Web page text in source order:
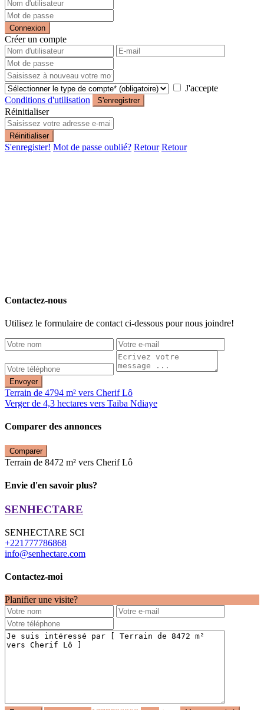
Connexion
Créer un compte
J'accepte
Conditions d'utilisation
S'enregistrer
Réinitialiser
Réinitialiser
S'enregister! Mot de passe oublié? Retour Retour
Contactez-nous
Utilisez le formulaire de contact ci-dessous pour nous joindre!
Envoyer
Terrain de 4794 m² vers Cherif Lô
Verger de 4,3 hectares vers Taiba Ndiaye
Comparer des annonces
Comparer
Terrain de 8472 m² vers Cherif Lô
Envie d'en savoir plus?
SENHECTARE
SENHECTARE SCI
+221777786868
info@senhectare.com
Contactez-moi
Planifier une visite?